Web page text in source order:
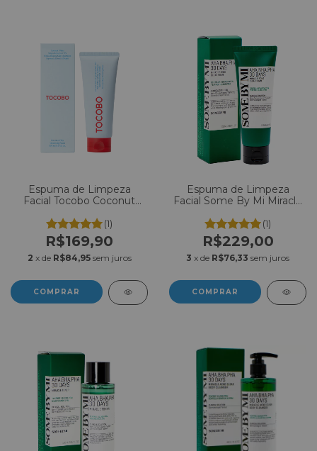
Espuma de Limpeza
Facial Tocobo Coconut
150ml
(1)
R$169,90
2 x de R$84,95 sem juros
Espuma de Limpeza
Facial Some By Mi Miracle
Bha-Pha 100ml
(1)
R$229,00
3 x de R$76,33 sem juros